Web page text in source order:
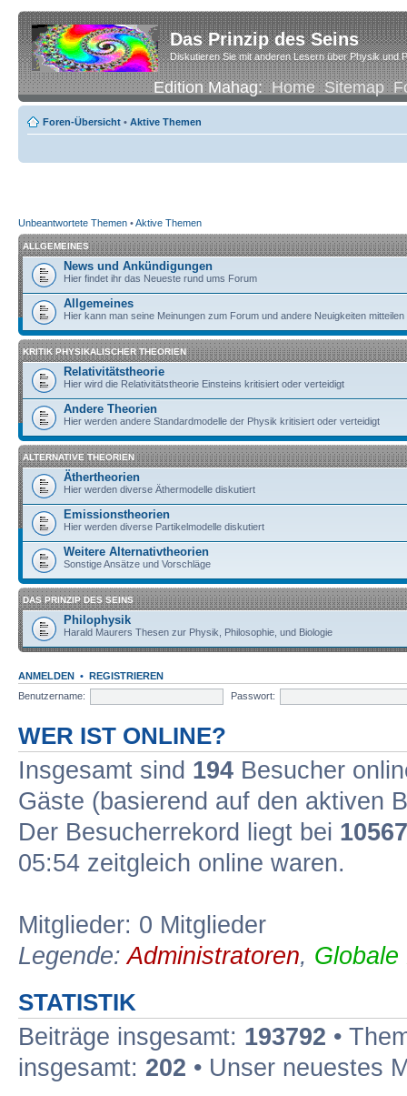
Das Prinzip des Seins
Diskutieren Sie mit anderen Lesern über Physik und
Edition Mahag:Home Sitemap
Foren-Übersicht • Aktive Themen
Unbeantwortete Themen •Aktive Themen
ALLGEMEINES
News und Ankündigungen
Hier findet ihr das Neueste rund ums Forum
Allgemeines
Hier kann man seine Meinungen zum Forum und andere Neuigkeiten mitteilen
KRITIK PHYSIKALISCHER THEORIEN
Relativitätstheorie
Hier wird die Relativitätstheorie Einsteins kritisiert oder verteidigt
Andere Theorien
Hier werden andere Standardmodelle der Physik kritisiert oder verteidigt
ALTERNATIVE THEORIEN
Äthertheorien
Hier werden diverse Äthermodelle diskutiert
Emissionstheorien
Hier werden diverse Partikelmodelle diskutiert
Weitere Alternativtheorien
Sonstige Ansätze und Vorschläge
DAS PRINZIP DES SEINS
Philophysik
Harald Maurers Thesen zur Physik, Philosophie, und Biologie
ANMELDEN • REGISTRIEREN
Benutzername:
Passwort:
WER IST ONLINE?
Insgesamt sind 194 Besucher
Gäste (basierend auf den aktiven
Der Besucherrekord liegt bei 10567
05:54 zeitgleich online waren.
Mitglieder: 0 Mitglieder
Legende:Administratoren, Globale
STATISTIK
Beiträge insgesamt: 193792 •
insgesamt: 202 • Unser neuestes